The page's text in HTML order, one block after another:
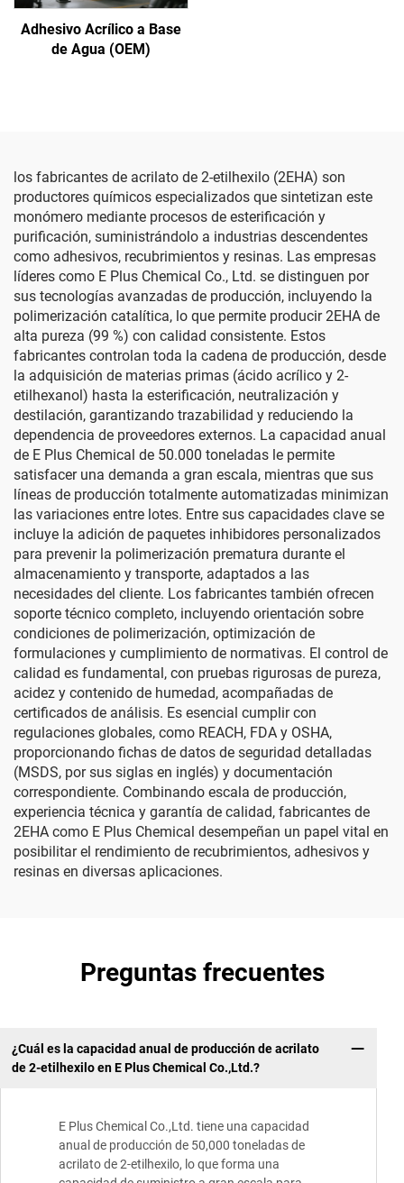
Adhesivo Acrílico a Base
de Agua (OEM)
los fabricantes de acrilato de 2-etilhexilo (2EHA) son
productores químicos especializados que sintetizan este
monómero mediante procesos de esterificación y
purificación, suministrándolo a industrias descendentes
como adhesivos, recubrimientos y resinas. Las empresas
líderes como E Plus Chemical Co., Ltd. se distinguen por
sus tecnologías avanzadas de producción, incluyendo la
polimerización catalítica, lo que permite producir 2EHA de
alta pureza (99 %) con calidad consistente. Estos
fabricantes controlan toda la cadena de producción, desde
la adquisición de materias primas (ácido acrílico y 2-
etilhexanol) hasta la esterificación, neutralización y
destilación, garantizando trazabilidad y reduciendo la
dependencia de proveedores externos. La capacidad anual
de E Plus Chemical de 50.000 toneladas le permite
satisfacer una demanda a gran escala, mientras que sus
líneas de producción totalmente automatizadas minimizan
las variaciones entre lotes. Entre sus capacidades clave se
incluye la adición de paquetes inhibidores personalizados
para prevenir la polimerización prematura durante el
almacenamiento y transporte, adaptados a las
necesidades del cliente. Los fabricantes también ofrecen
soporte técnico completo, incluyendo orientación sobre
condiciones de polimerización, optimización de
formulaciones y cumplimiento de normativas. El control de
calidad es fundamental, con pruebas rigurosas de pureza,
acidez y contenido de humedad, acompañadas de
certificados de análisis. Es esencial cumplir con
regulaciones globales, como REACH, FDA y OSHA,
proporcionando fichas de datos de seguridad detalladas
(MSDS, por sus siglas en inglés) y documentación
correspondiente. Combinando escala de producción,
experiencia técnica y garantía de calidad, fabricantes de
2EHA como E Plus Chemical desempeñan un papel vital en
posibilitar el rendimiento de recubrimientos, adhesivos y
resinas en diversas aplicaciones.
Preguntas frecuentes
¿Cuál es la capacidad anual de producción de acrilato
de 2-etilhexilo en E Plus Chemical Co.,Ltd.?
E Plus Chemical Co.,Ltd. tiene una capacidad
anual de producción de 50,000 toneladas de
acrilato de 2-etilhexilo, lo que forma una